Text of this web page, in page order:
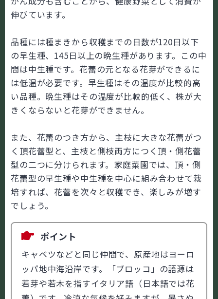
伸びています。
品種には種まきから収穫までの日数が120日以下
の早生種、145日以上の晩生種があります。この中
間は中生種です。花蕾の元となる花芽ができるに
は低温が必要です。早生種はその温度が比較的高
い品種。晩生種はその温度が比較的低く、株が大
きくならないと花芽ができません。
また、花蕾のつき方から、主枝に大きな花蕾がつ
く頂花蕾型と、主枝と側枝両方につく頂・側花蕾
型の二つに分けられます。家庭菜園では、頂・側
花蕾型の早生種や中生種を中心に組み合わせて栽
培すれば、花蕾を次々と収穫でき、楽しみが増す
でしょう。
ポイント
キャベツなどと同じ仲間で、原産地はヨーロ
ッパ地中海沿岸です。「ブロッコ」の語源は
若芽や若木を指すイタリア語（日本語では花